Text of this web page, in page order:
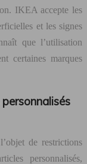
IKEA accepte les
et les signes
que l’utilisation
certaines marques
de restrictions
personnalisés,